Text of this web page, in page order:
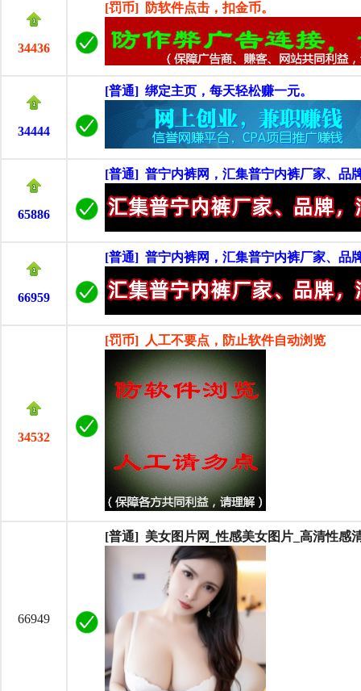
34436
[罚币] 防软件点击，扣金币。
34444
[普通] 绑定主页，每天轻松赚一元。
65886
[普通] 普宁内裤网，汇集普宁内裤厂家、品
66959
[普通] 普宁内裤网，汇集普宁内裤厂家、品
34532
[罚币] 人工不要点，防止软件自动浏览
66949
[普通] 美女图片网_性感美女图片_高清性感